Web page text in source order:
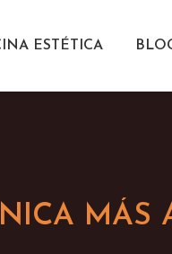
ESTÉTICA
MÁS